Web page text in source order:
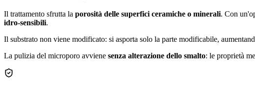
Il trattamento sfrutta la porosità delle superfici ceramiche o minerali. Con
idro-sensibili.
Il substrato non viene modificato: si asporta solo la parte modificabile,
La pulizia del microporo avviene senza alterazione dello smalto: le proprietà